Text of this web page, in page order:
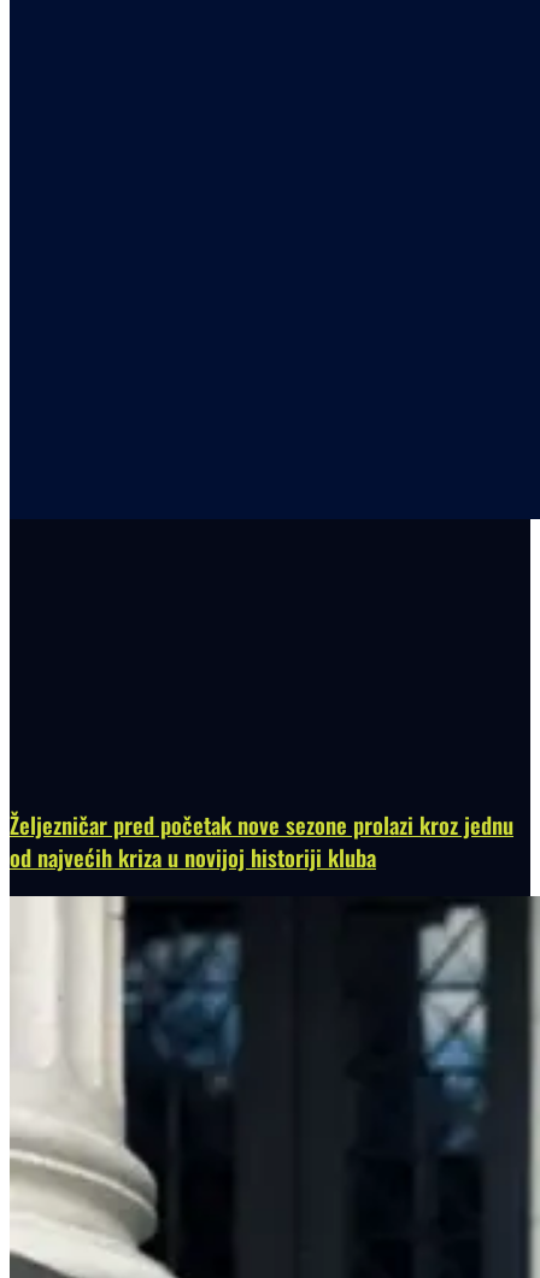
Željezničar pred početak nove sezone prolazi kroz jednu
od najvećih kriza u novijoj historiji kluba